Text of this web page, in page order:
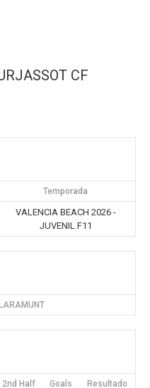
CF
Temporada
VALENCIA BEACH 2026 -
JUVENIL F11
2nd Half Goals Resultado